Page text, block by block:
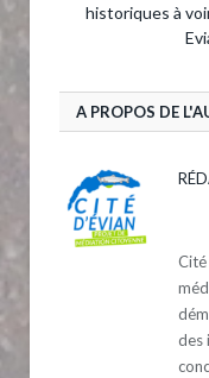
historiques à
A PROPOS DE
des